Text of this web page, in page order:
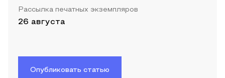
Рассылка печатных экземпляров
26 августа
Опубликовать статью